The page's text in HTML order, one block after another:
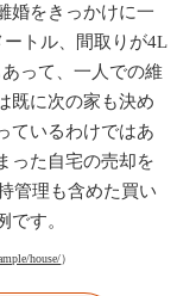
婚をきっかけに一
トル、間取りが4L
って、一人での維
既に次の家も決め
ているわけではあ
った自宅の売却を
管理も含めた買い
です。
house/）